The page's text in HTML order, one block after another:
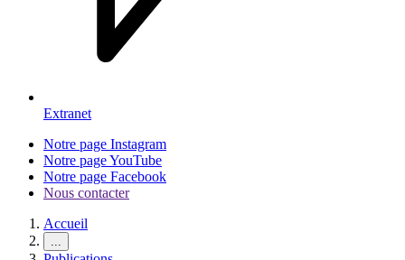
Extranet
Notre page Instagram
Notre page YouTube
Notre page Facebook
Nous contacter
Accueil
...